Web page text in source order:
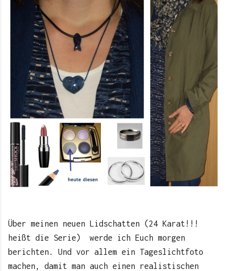
Über meinen neuen Lidschatten (24 Karat!!!
heißt die Serie) werde ich Euch morgen
berichten. Und vor allem ein Tageslichtfoto
machen, damit man auch einen realistischen